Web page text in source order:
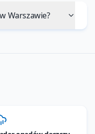
Warszawie?